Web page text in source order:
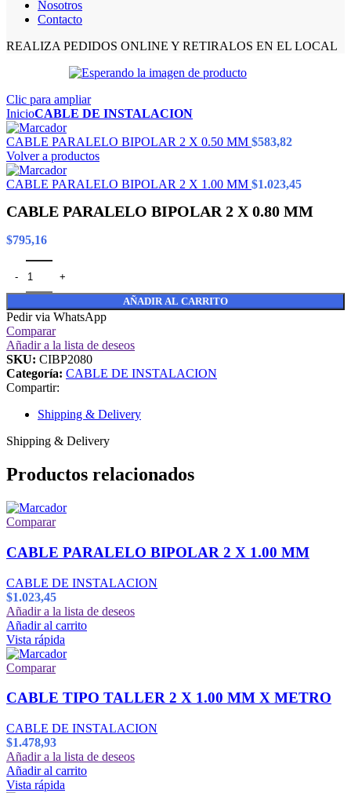
Nosotros
Contacto
REALIZA PEDIDOS ONLINE Y RETIRALOS EN EL LOCAL
Clic para ampliar
InicioCABLE DE INSTALACION
CABLE PARALELO BIPOLAR 2 X 0.50 MM $583,82
Volver a productos
CABLE PARALELO BIPOLAR 2 X 1.00 MM $1.023,45
CABLE PARALELO BIPOLAR 2 X 0.80 MM
$795,16
AÑADIR AL CARRITO
Pedir via WhatsApp
Comparar
Añadir a la lista de deseos
SKU: CIBP2080
Categoría: CABLE DE INSTALACION
Compartir:
Shipping & Delivery
Shipping & Delivery
Productos relacionados
Comparar
CABLE PARALELO BIPOLAR 2 X 1.00 MM
CABLE DE INSTALACION
$1.023,45
Añadir a la lista de deseos
Añadir al carrito
Vista rápida
Comparar
CABLE TIPO TALLER 2 X 1.00 MM X METRO
CABLE DE INSTALACION
$1.478,93
Añadir a la lista de deseos
Añadir al carrito
Vista rápida